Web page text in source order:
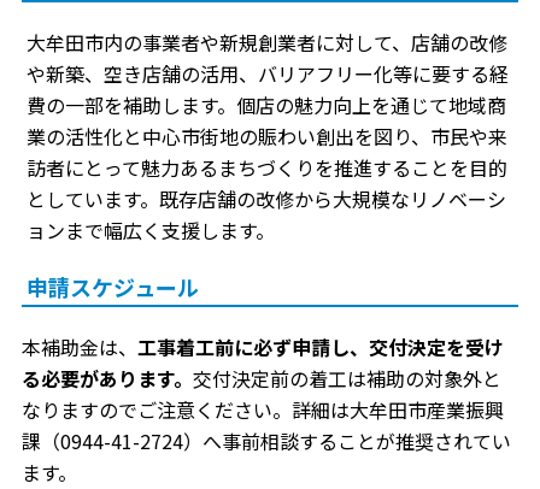
大牟田市内の事業者や新規創業者に対して、店舗の改修
や新築、空き店舗の活用、バリアフリー化等に要する経
費の一部を補助します。個店の魅力向上を通じて地域商
業の活性化と中心市街地の賑わい創出を図り、市民や来
訪者にとって魅力あるまちづくりを推進することを目的
としています。既存店舗の改修から大規模なリノベーシ
ョンまで幅広く支援します。
申請スケジュール
本補助金は、 工事着工前に必ず申請し、交付決定を受け
る必要があります。 交付決定前の着工は補助の対象外と
なりますのでご注意ください。詳細は大牟田市産業振興
課（0944-41-2724）へ事前相談することが推奨されてい
ます。